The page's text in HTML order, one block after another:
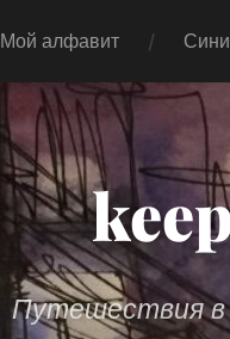
Мой алфавит
Путешествия в